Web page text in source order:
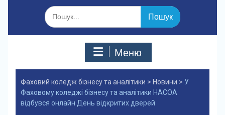
Шукати:
Меню
Фаховий коледж бізнесу та аналітики > Новини > У
Фаховому коледжі бізнесу та аналітики НАСОА
відбувся онлайн День відкритих дверей